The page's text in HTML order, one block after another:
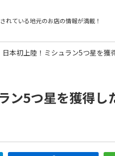
れている地元のお店の情報が満載！
日本初上陸！ミシュラン5つ星を
ン5つ星を獲得し